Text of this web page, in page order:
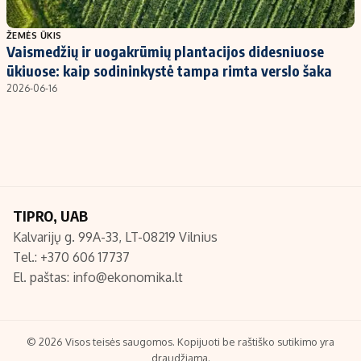
Populiarios temos
Investavimas
Akcijų rinka
Titulinis
Nedarbo išmokos skaičiuoklė
Redakcija
Turinio žymėjimo taisyklės
ŽEMĖS ŪKIS
Vaismedžių ir uogakrūmių plantacijos didesniuose
ūkiuose: kaip sodininkystė tampa rimta verslo šaka
2026-06-16
TIPRO, UAB
Kalvarijų g. 99A-33, LT-08219 Vilnius
Tel.: +370 606 17737
El. paštas: info@ekonomika.lt
© 2026 Visos teisės saugomos. Kopijuoti be raštiško sutikimo yra
draudžiama.